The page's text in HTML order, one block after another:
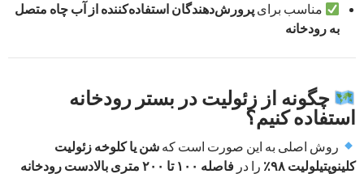
مناسب برایپرورش‌دهندگان استفاده‌کننده از آب چاه متصل
به رودخانه
چگونه از زئولیت در بستر رودخانه
استفاده کنیم؟
روش اصلی به این صورت است کهشن یا کلوخه زئولیت
کلینوپتیلولیت ۹۸٪
را در فاصله ۱۰۰ تا ۲۰۰ متری بالا‌دست رودخانه